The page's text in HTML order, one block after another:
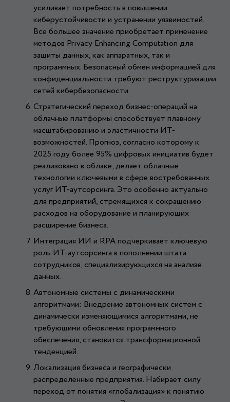
усиливает потребность в повышении
киберустойчивости и устранении уязвимостей.
Все большее значение приобретает применение
методов Privacy Enhancing Computation для
защиты данных, как аппаратных, так и
программных. Безопасный обмен информацией для
конфиденциальности требуют реструктуризации
сетей кибербезопасности.
Стратегический переход бизнес-операций на
облачные платформы способствует плавному
масштабированию и эластичности ИТ-
возможностей. Прогноз, согласно которому к
2025 году более 95% цифровых инициатив будет
реализовано в облаке, делает облачные
технологии ключевыми в сфере востребованных
услуг ИТ-аутсорсинга. Это особенно актуально
для предприятий, стремящихся к сокращению
расходов на оборудование и планирующих
расширение бизнеса.
Интеграция ИИ и RPA подчеркивает ключевую
роль ИТ-аутсорсинга в пополнении штата
сотрудников, специализирующихся на анализе
данных.
Автономные системы с динамическими
алгоритмами: Внедрение автономных систем с
динамически изменяющимися алгоритмами, не
требующими обновления программного
обеспечения, становится трансформационной
тенденцией.
Локализация бизнеса и географически
распределенные предприятия. Набирает силу
переход от понятия «глобализация» к понятию